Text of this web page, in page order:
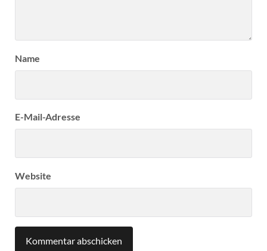
Name
E-Mail-Adresse
Website